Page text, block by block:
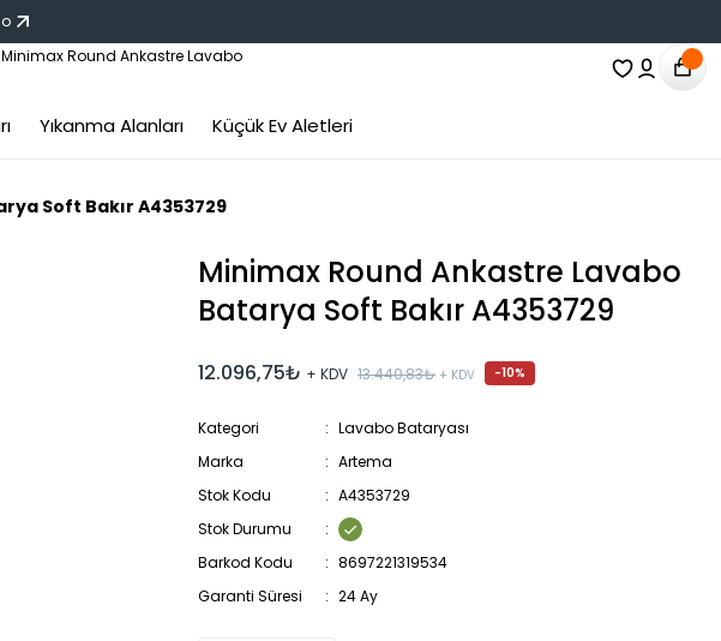
Yıkanma Alanları Küçük Ev Aletleri
Soft Bakır A4353729
Minimax Round Ankastre Lavabo
Batarya Soft Bakır A4353729
12.096,75₺ + KDV 13.440,83₺ + KDV -10%
Kategori
Lavabo Bataryası
Marka
Artema
Stok Kodu
A4353729
Stok Durumu
Barkod Kodu
8697221319534
Garanti Süresi
24 Ay